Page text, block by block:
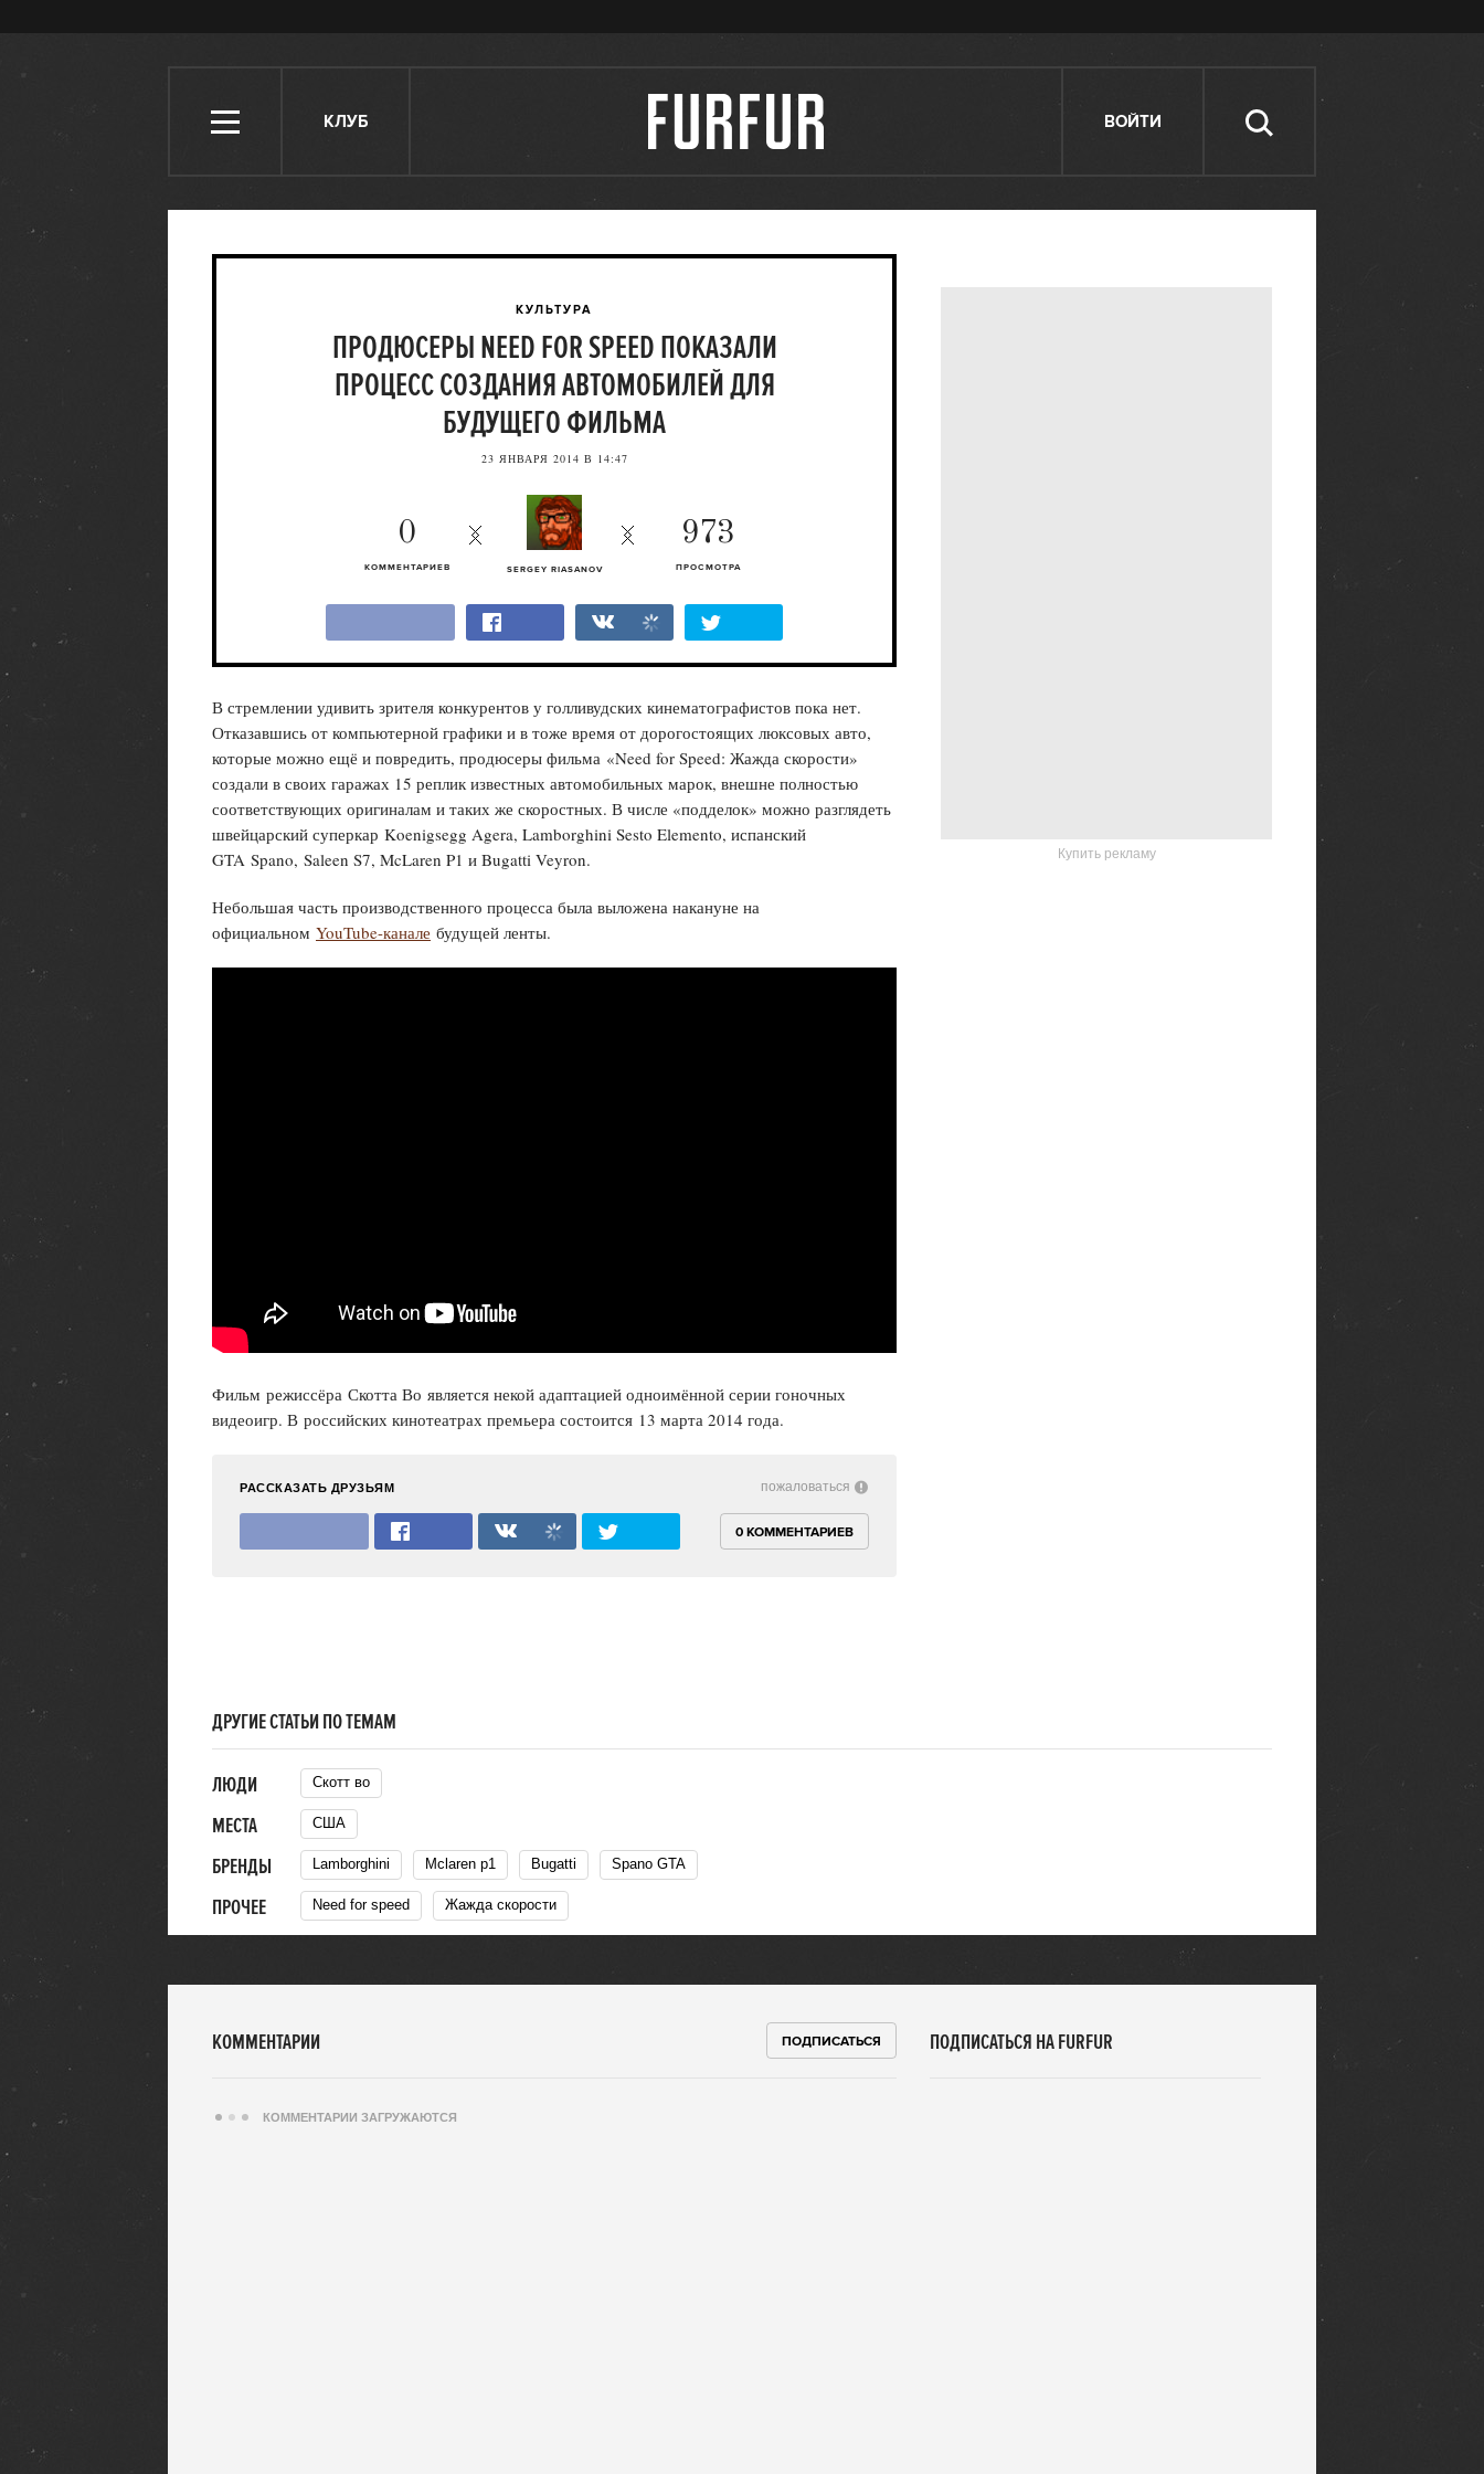
КЛУБ ВОЙТИ
КУЛЬТУРА
ПРОДЮСЕРЫ NEED FOR SPEED ПОКАЗАЛИ
ПРОЦЕСС СОЗДАНИЯ АВТОМОБИЛЕЙ ДЛЯ
БУДУЩЕГО ФИЛЬМА
23 ЯНВАРЯ 2014 В 14:47
SERGEY RIASANOV
973
ПРОСМОТРА
0
КОММЕНТАРИЕВ
В стремлении удивить зрителя конкурентов у голливудских кинематографистов пока нет.
Отказавшись от компьютерной графики и в тоже время от дорогостоящих люксовых авто,
которые можно ещё и повредить, продюсеры фильма «Need for Speed: Жажда скорости»
создали в своих гаражах 15 реплик известных автомобильных марок, внешне полностью
соответствующих оригиналам и таких же скоростных. В числе «подделок» можно разглядеть
швейцарский суперкар Koenigsegg Agera, Lamborghini Sesto Elemento, испанский
GTA Spano, Saleen S7, McLaren P1 и Bugatti Veyron.
Небольшая часть производственного процесса была выложена накануне на
официальном YouTube-канале будущей ленты.
Фильм режиссёра Скотта Во является некой адаптацией одноимённой серии гоночных
видеоигр. В российских кинотеатрах премьера состоится 13 марта 2014 года.
Купить рекламу
РАССКАЗАТЬ ДРУЗЬЯМ
0 КОММЕНТАРИЕВ
пожаловаться
ДРУГИЕ СТАТЬИ ПО ТЕМАМ
ЛЮДИ Скотт во
МЕСТА США
БРЕНДЫ Lamborghini Mclaren p1 Bugatti Spano GTA
ПРОЧЕЕ Need for speed Жажда скорости
КОММЕНТАРИИ ПОДПИСАТЬСЯ
КОММЕНТАРИИ ЗАГРУЖАЮТСЯ
ПОДПИСАТЬСЯ НА FURFUR